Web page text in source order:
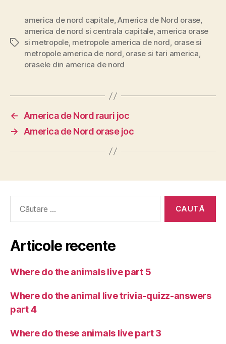
Etichete
america de nord capitale,America de Nord orase,
america de nord si centrala capitale, america orase
si metropole, metropole america de nord, orase si
metropole america de nord, orase si tari america,
orasele din america de nord
←
America de Nord rauri joc
→
America de Nord orase joc
după:
Articole recente
Where do the animals live part 5
Where do the animal live trivia-quizz-answers
part 4
Where do these animals live part 3